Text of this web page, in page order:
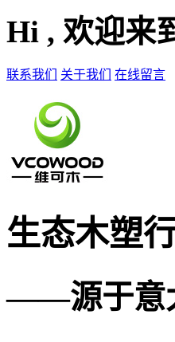
Hi , 欢迎来
联系我们 关于我们 在线留言
生态木塑
——源于意